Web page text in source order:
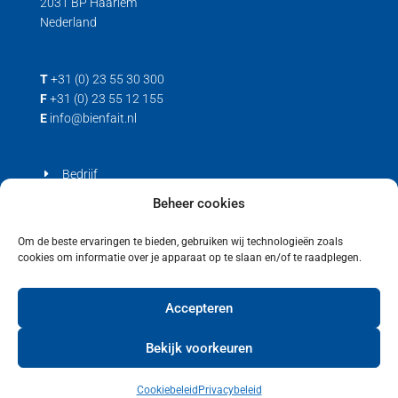
Beheer cookies
Om de beste ervaringen te bieden, gebruiken wij technologieën zoals
cookies om informatie over je apparaat op te slaan en/of te raadplegen.
Accepteren
Bekijk voorkeuren
Cookiebeleid Privacybeleid
2031 BP Haarlem
Nederland
T +31 (0) 23 55 30 300
F +31 (0) 23 55 12 155
E info@bienfait.nl
Bedrijf
Cookiebeleid (EU)
Copyright © 2021 Bienfait